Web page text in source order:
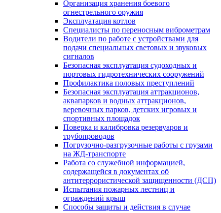
Организация хранения боевого
огнестрельного оружия
Эксплуатация котлов
Специалисты по переносным виброметрам
Водители по работе с устройствами для
подачи специальных световых и звуковых
сигналов
Безопасная эксплуатация судоходных и
портовых гидротехнических сооружений
Профилактика половых преступлений
Безопасная эксплуатация аттракционов,
аквапарков и водных аттракционов,
веревочных парков, детских игровых и
спортивных площадок
Поверка и калибровка резервуаров и
трубопроводов
Погрузочно-разгрузочные работы с грузами
на ЖД-транспорте
Работа со служебной информацией,
содержащейся в документах об
антитеррористической защищенности (ДСП)
Испытания пожарных лестниц и
ограждений крыш
Способы защиты и действия в случае